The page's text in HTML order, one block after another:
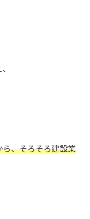
、そろそろ建設業